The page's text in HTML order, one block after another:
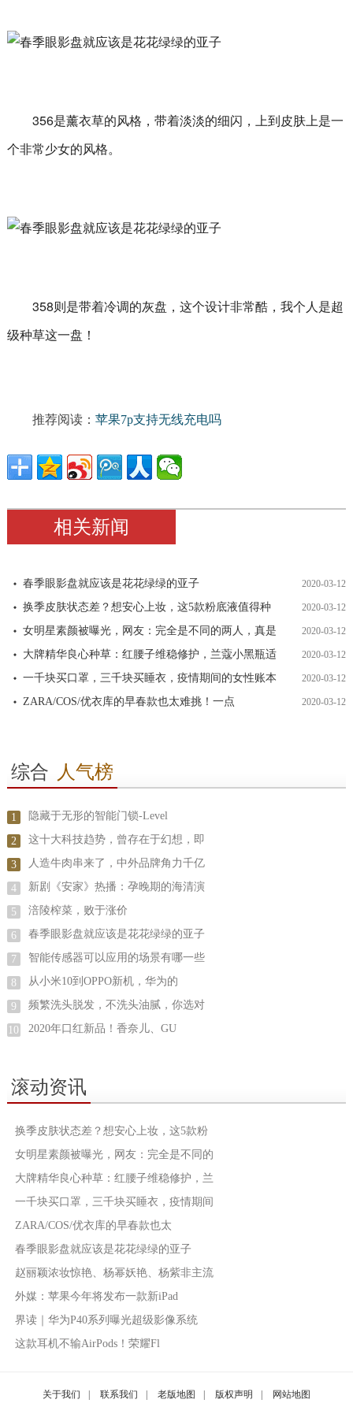
356是薰衣草的风格，带着淡淡的细闪，上到皮肤上是一
个非常少女的风格。
358则是带着冷调的灰盘，这个设计非常酷，我个人是超
级种草这一盘！
推荐阅读： 苹果7p支持无线充电吗
相关新闻
春季眼影盘就应该是花花绿绿的亚子 2020-03-12
换季皮肤状态差？想安心上妆，这5款粉底液值得种 2020-03-12
女明星素颜被曝光，网友：完全是不同的两人，真是 2020-03-12
大牌精华良心种草：红腰子维稳修护，兰蔻小黑瓶适 2020-03-12
一千块买口罩，三千块买睡衣，疫情期间的女性账本 2020-03-12
ZARA/COS/优衣库的早春款也太难挑！一点 2020-03-12
综合 人气榜
1 隐藏于无形的智能门锁-Level
2 这十大科技趋势，曾存在于幻想，即
3 人造牛肉串来了，中外品牌角力千亿
4 新剧《安家》热播：孕晚期的海清演
5 涪陵榨菜，败于涨价
6 春季眼影盘就应该是花花绿绿的亚子
7 智能传感器可以应用的场景有哪一些
8 从小米10到OPPO新机，华为的
9 频繁洗头脱发，不洗头油腻，你选对
10 2020年口红新品！香奈儿、GU
滚动资讯
换季皮肤状态差？想安心上妆，这5款粉
女明星素颜被曝光，网友：完全是不同的
大牌精华良心种草：红腰子维稳修护，兰
一千块买口罩，三千块买睡衣，疫情期间
ZARA/COS/优衣库的早春款也太
春季眼影盘就应该是花花绿绿的亚子
赵丽颖浓妆惊艳、杨幂妖艳、杨紫非主流
外媒：苹果今年将发布一款新iPad
界读｜华为P40系列曝光超级影像系统
这款耳机不输AirPods！荣耀Fl
关于我们 联系我们 老版地图 版权声明 网站地图